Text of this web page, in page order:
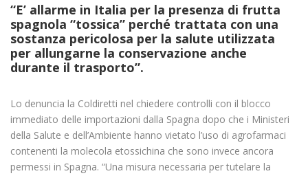
“E’ allarme in Italia per la presenza di frutta
spagnola “tossica” perché trattata con una
sostanza pericolosa per la salute utilizzata
per allungarne la conservazione anche
durante il trasporto”.
Lo denuncia la Coldiretti nel chiedere controlli con il blocco
immediato delle importazioni dalla Spagna dopo che i Ministeri
della Salute e dell’Ambiente hanno vietato l’uso di agrofarmaci
contenenti la molecola etossichina che sono invece ancora
permessi in Spagna. “Una misura necessaria per tutelare la